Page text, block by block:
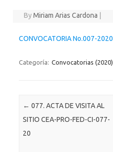
ByMiriam Arias Cardona
CONVOCATORIA No.007-2020
Categoría: Convocatorias (2020)
Post navigation
← 077. ACTA DE VISITA AL
SITIO CEA-PRO-FED-CI-077-
20